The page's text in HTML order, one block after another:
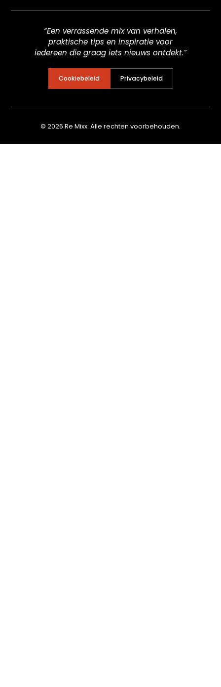
“Een verrassende mix van verhalen,
praktische tips en inspiratie voor
iedereen die graag iets nieuws ontdekt.”
Cookiebeleid Privacybeleid
© 2026 Re Mixx. Alle rechten voorbehouden.